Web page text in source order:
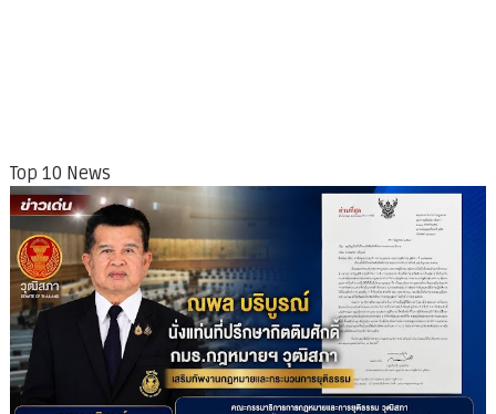
Top 10 News